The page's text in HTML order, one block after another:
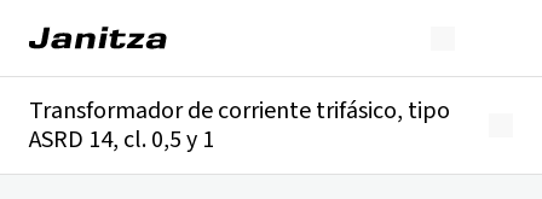
Transformador de corriente trifásico, tipo
ASRD 14, cl. 0,5 y 1